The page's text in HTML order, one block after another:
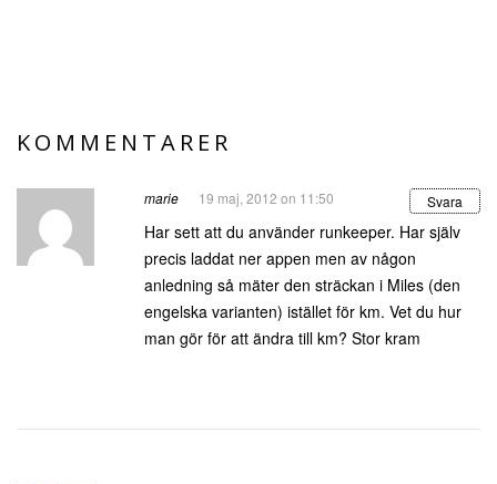
KOMMENTARER
marie 19 maj, 2012 on 11:50 Svara
Har sett att du använder runkeeper. Har själv
precis laddat ner appen men av någon
anledning så mäter den sträckan i Miles (den
engelska varianten) istället för km. Vet du hur
man gör för att ändra till km? Stor kram